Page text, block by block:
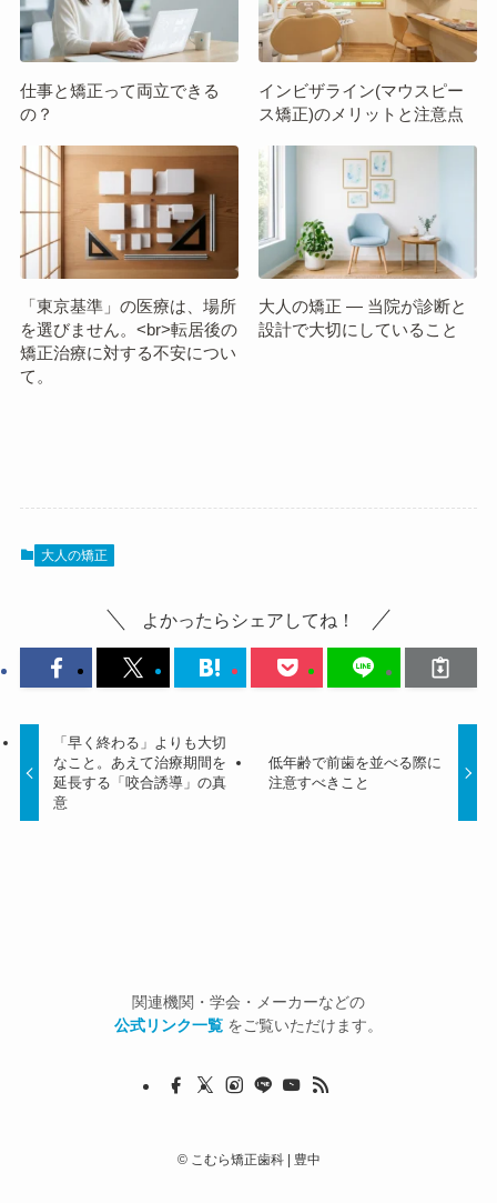
仕事と矯正って両立できる
の？
インビザライン(マウスピー
ス矯正)のメリットと注意点
「東京基準」の医療は、場所
を選びません。<br>転居後の
矯正治療に対する不安につい
て。
大人の矯正 ― 当院が診断と
設計で大切にしていること
大人の矯正
よかったらシェアしてね！
「早く終わる」よりも大切
なこと。あえて治療期間を
延長する「咬合誘導」の真
意
低年齢で前歯を並べる際に
注意すべきこと
関連機関・学会・メーカーなどの
公式リンク一覧 をご覧いただけます。
©こむら矯正歯科 | 豊中